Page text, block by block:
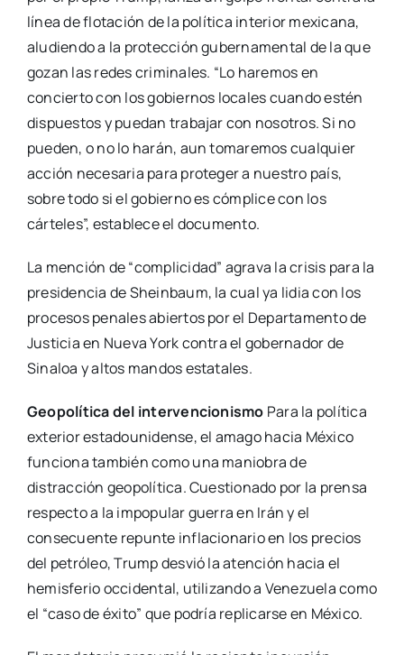
línea de flotación de la política interior mexicana,
aludiendo a la protección gubernamental de la que
gozan las redes criminales. “Lo haremos en
concierto con los gobiernos locales cuando estén
dispuestos y puedan trabajar con nosotros. Si no
pueden, o no lo harán, aun tomaremos cualquier
acción necesaria para proteger a nuestro país,
sobre todo si el gobierno es cómplice con los
cárteles”, establece el documento.
La mención de “complicidad” agrava la crisis para la
presidencia de Sheinbaum, la cual ya lidia con los
procesos penales abiertos por el Departamento de
Justicia en Nueva York contra el gobernador de
Sinaloa y altos mandos estatales.
Geopolítica del intervencionismo Para la política
exterior estadounidense, el amago hacia México
funciona también como una maniobra de
distracción geopolítica. Cuestionado por la prensa
respecto a la impopular guerra en Irán y el
consecuente repunte inflacionario en los precios
del petróleo, Trump desvió la atención hacia el
hemisferio occidental, utilizando a Venezuela como
el “caso de éxito” que podría replicarse en México.